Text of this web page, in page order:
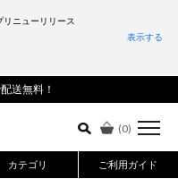
送無料！
(0)
カテゴリ ご利用ガイド
詳細検索はこちら
ニューリリース
表示する